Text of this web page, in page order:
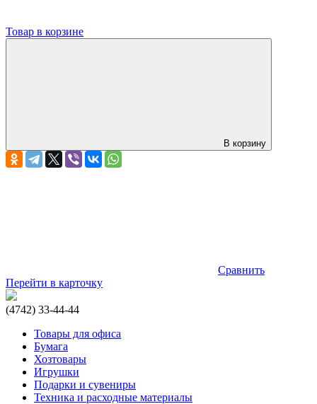
Товар в корзине
В корзину
Сравнить
Перейти в карточку
(4742) 33-44-44
Товары для офиса
Бумага
Хозтовары
Игрушки
Подарки и сувениры
Техника и расходные материалы